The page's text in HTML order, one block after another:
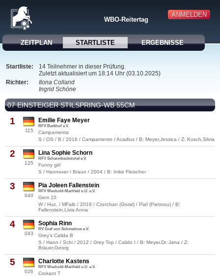
ANMELDEN
WBO-Reitertag
ZEITPLAN STARTLISTE ERGEBNISSE
Startliste:
14 Teilnehmer in dieser Prüfung.
Zuletzt aktualisiert um 18:14 Uhr (03.10.2025)
Richter:
Ilona Colland
Ingrid Schöne
07 EINSTEIGER STILSPRING-WB 55CM
1
115
Emilie Faye Meyer
RFV Berkhof e.V.
Campamenta
S / OS / B / 2016 / Campamento / Acadius / B: Meyer,Jessica / Z: Kusch,Silvia
2
125
Lina Sophie Schorn
RFV Scharmbeckstotel e.V.
Funny girl
S / Hannover / Braun / 2004 / B: Imke Fleischer
3
040
Pia Joleen Fallenstein
RFV Wechold-Martfeld u.U. e.V.
Gem 10
W / Huz. / MFalb / 2018 / Czerchan (Goral) / Piaf (Pietrosu) / B:
Fallenstein,Livia Anna
4
043
Sophia Rinn
RV Graf von Schmettow e.V.
Grey's Calida B
S / Hann / Schi / 2012 / Grey Top / Calido I / B: Meyer,Dr. Jana / Z:
Bräuer,Georg
5
026
Charlotte Kastens
RFV Wechold-Martfeld u.U. e.V.
Crokant T